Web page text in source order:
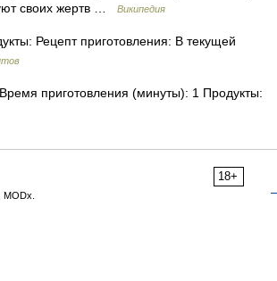
своих жертв …
Википедия
Рецепт приготовления: В текущей
приготовления (минуты): 1 Продукты:
18+